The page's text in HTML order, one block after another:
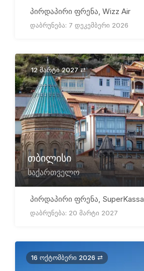
პირდაპირი ფრენა, Wizz Air
დაბრუნება: 7 დეკემბერი 2026
12 მარტი 2027 ⇄
თბილისი
საქართველო
პირდაპირი ფრენა, SuperKassa
დაბრუნება: 20 მარტი 2027
16 ოქტომბერი 2026 ⇄